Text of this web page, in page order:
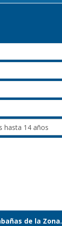
de la Zona.